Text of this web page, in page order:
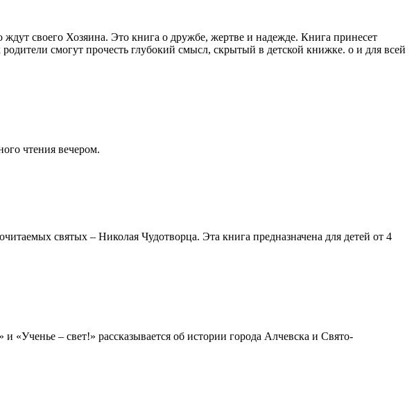
своего Хозяина. Это книга о дружбе, жертве и надежде. Книга принесет
смогут прочесть глубокий смысл, скрытый в детской книжке. о и для всей
чтения вечером.
святых – Николая Чудотворца. Эта книга предназначена для детей от 4
– свет!» рассказывается об истории города Алчевска и Свято-